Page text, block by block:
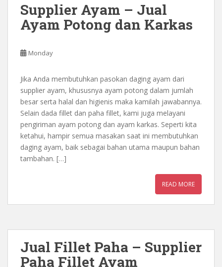
Supplier Ayam – Jual
Ayam Potong dan Karkas
Monday
Jika Anda membutuhkan pasokan daging ayam dari
supplier ayam, khususnya ayam potong dalam jumlah
besar serta halal dan higienis maka kamilah jawabannya.
Selain dada fillet dan paha fillet, kami juga melayani
pengiriman ayam potong dan ayam karkas. Seperti kita
ketahui, hampir semua masakan saat ini membutuhkan
daging ayam, baik sebagai bahan utama maupun bahan
tambahan. […]
READ MORE
Jual Fillet Paha – Supplier
Paha Fillet Ayam